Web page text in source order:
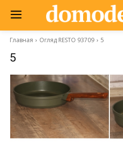
Главная Огляд RESTO 93709 5
5